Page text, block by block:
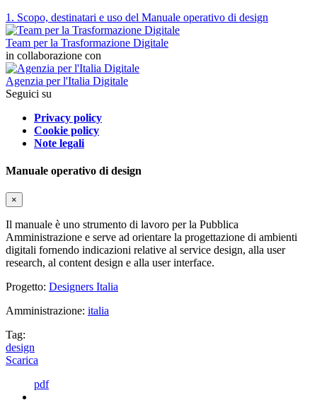
1. Scopo, destinatari e uso del Manuale operativo di design
Team per la Trasformazione Digitale
in collaborazione con
Agenzia per l'Italia Digitale
Seguici su
Privacy policy
Cookie policy
Note legali
Manuale operativo di design
×
Il manuale è uno strumento di lavoro per la Pubblica
Amministrazione e serve ad orientare la progettazione di ambienti
digitali fornendo indicazioni relative al service design, alla user
research, al content design e alla user interface.
Progetto: Designers Italia
Amministrazione: italia
Tag:
design
Scarica
pdf